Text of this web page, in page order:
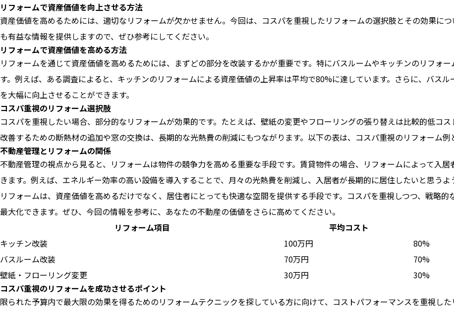
リフォームで資産価値を向上させる方法
資産価値を高めるためには、適切なリフォームが欠かせません。今回は、コスパを重視したリフォームの選択肢とその効果に
も有益な情報を提供しますので、ぜひ参考にしてください。
リフォームで資産価値を高める方法
リフォームを通じて資産価値を高めるためには、まずどの部分を改装するかが重要です。特にバスルームやキッチンのリフォ
す。例えば、ある調査によると、キッチンのリフォームによる資産価値の上昇率は平均で80%に達しています。さらに、バス
を大幅に向上させることができます。
コスパ重視のリフォーム選択肢
コスパを重視したい場合、部分的なリフォームが効果的です。たとえば、壁紙の変更やフローリングの張り替えは比較的低コ
改善するための断熱材の追加や窓の交換は、長期的な光熱費の削減にもつながります。以下の表は、コスパ重視のリフォーム例
不動産管理とリフォームの関係
不動産管理の視点から見ると、リフォームは物件の競争力を高める重要な手段です。賃貸物件の場合、リフォームによって入
きます。例えば、エネルギー効率の高い設備を導入することで、月々の光熱費を削減し、入居者が長期的に居住したいと思うよ
リフォームは、資産価値を高めるだけでなく、居住者にとっても快適な空間を提供する手段です。コスパを重視しつつ、戦略
最大化できます。ぜひ、今回の情報を参考に、あなたの不動産の価値をさらに高めてください。
リフォーム項目
平均コスト
キッチン改装
100万円
80%
バスルーム改装
70万円
70%
壁紙・フローリング変更
30万円
30%
コスパ重視のリフォームを成功させるポイント
限られた予算内で最大限の効果を得るためのリフォームテクニックを探している方に向けて、コストパフォーマンスを重視し